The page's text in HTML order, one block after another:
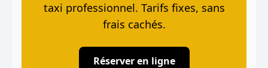
taxi professionnel. Tarifs fixes, sans
frais cachés.
Réserver en ligne